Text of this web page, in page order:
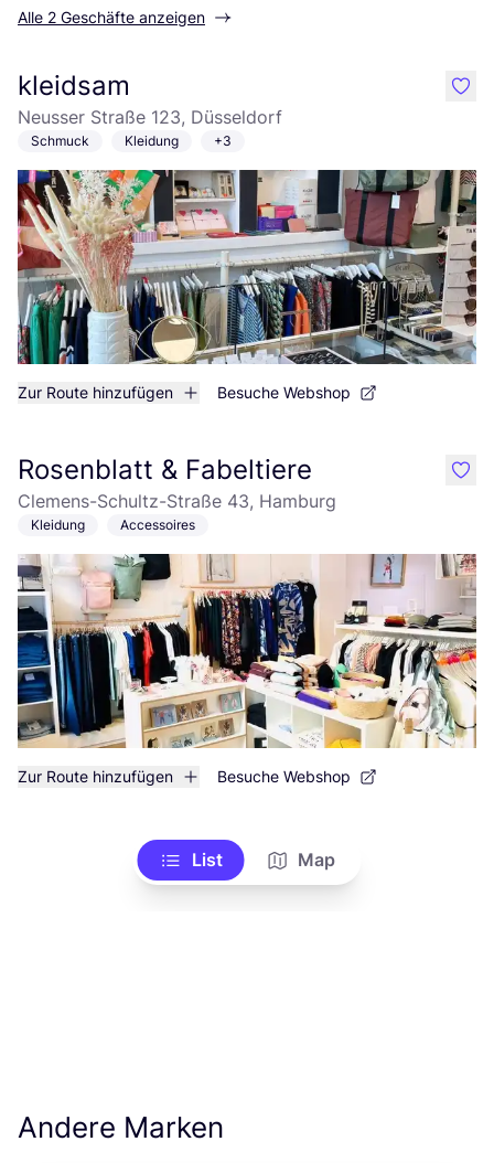
Alle 2 Geschäfte anzeigen
kleidsam
Neusser Straße 123, Düsseldorf
Schmuck Kleidung +3
Zur Route hinzufügen Besuche Webshop
like
Rosenblatt & Fabeltiere
Clemens-Schultz-Straße 43, Hamburg
Kleidung Accessoires
Zur Route hinzufügen Besuche Webshop
like
List Map
Andere Marken